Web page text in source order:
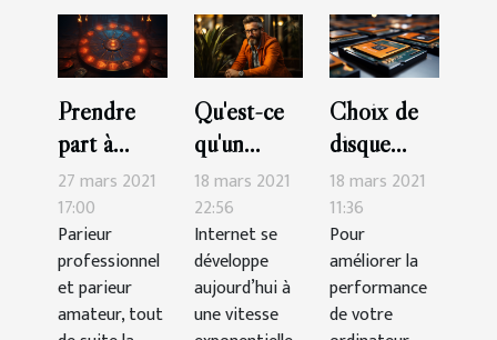
Prendre
part à
Sorcier
Pronos :
comment
ça marche
?
27 mars 2021
17:00
Parieur
professionnel
et parieur
amateur, tout
Qu'est-ce
qu'un
consultant
SEO ?
18 mars 2021
22:56
Internet se
développe
aujourd’hui à
une vitesse
Choix de
disque
SSD :
comment
s’y prendre
?
18 mars 2021
11:36
Pour
améliorer la
performance
de votre